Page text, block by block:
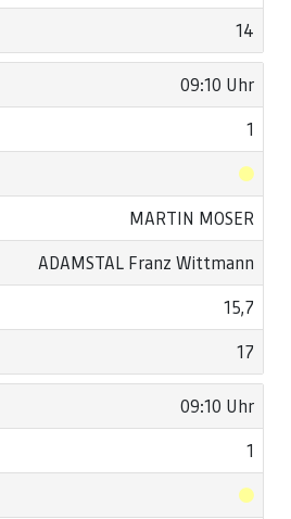
14
09:10 Uhr
1
MARTIN MOSER
ADAMSTAL Franz Wittmann
15,7
17
09:10 Uhr
1